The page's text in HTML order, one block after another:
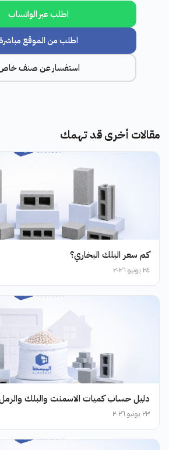
اطلب عبر الواتساب
اطلب من الموقع
استفسار عن صنف
مقالات أخرى قد تهمك
كم سعر البلك البخاري؟
٢٤ يونيو ٢٠٢٦
دليل حساب كميات الاسمنت والبلك
٢٣ يونيو ٢٠٢٦